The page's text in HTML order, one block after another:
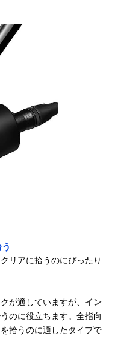
リアに拾うのにぴったり
が適していますが、 イン
のに役立ちます。全指向
拾うのに適したタイプで